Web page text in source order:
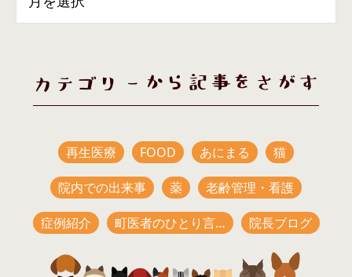
カテゴリーから記事をさがす
再生医療 FOOD あにまる 猫
院内での出来事 薬 老齢管理・看護
症例紹介 町医者のひとり言… 院長ブログ